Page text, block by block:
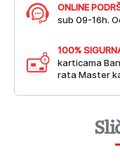
ONLINE
sub 09-16h.
100%
karticama
rata Master